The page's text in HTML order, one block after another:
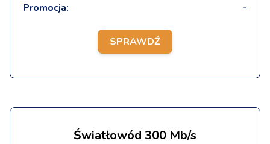
Promocja:
-
SPRAWDŹ
Światłowód 300 Mb/s